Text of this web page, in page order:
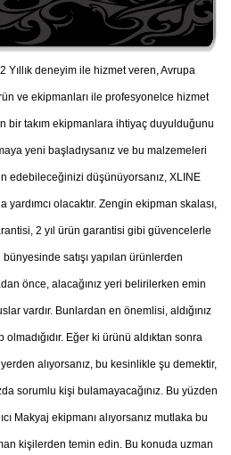
Yıllık deneyim ile hizmet veren, Avrupa
ve ekipmanları ile profesyonelce hizmet
bir takım ekipmanlara ihtiyaç duyulduğunu
yeni başladıysanız ve bu malzemeleri
edebileceğinizi düşünüyorsanız, XLINE
yardımcı olacaktır. Zengin ekipman skalası,
2 yıl ürün garantisi gibi güvencelerle
satışı yapılan ürünlerden
önce, alacağınız yeri belirilerken emin
vardır. Bunlardan en önemlisi, aldığınız
Eğer ki ürünü aldıktan sonra
yerden alıyorsanız, bu kesinlikle şu demektir,
sorumlu kişi bulamayacağınız. Bu yüzden
Makyaj ekipmanı alıyorsanız mutlaka bu
kişilerden temin edin. Bu konuda uzman